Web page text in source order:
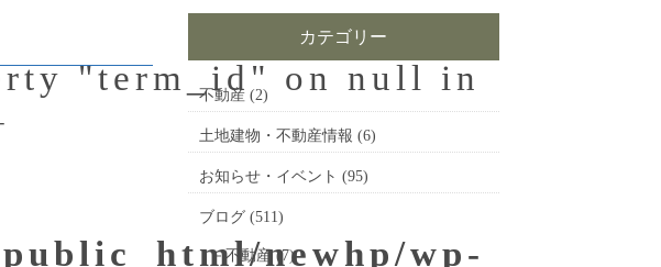
"term_id" on null in
newhp/wp-
カテゴリー
不動産(2)
土地建物・不動産情報 (6)
お知らせ・イベント (95)
ブログ(511)
不動産 (7)